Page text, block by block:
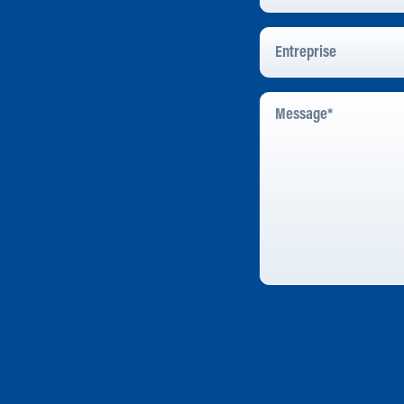
Entreprise
Message